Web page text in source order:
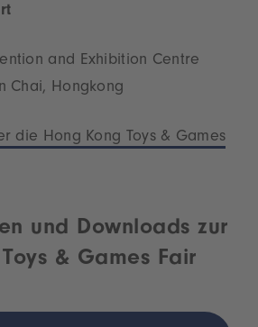
and Exhibition Centre
Chai, Hongkong
die Hong Kong Toys & Games
und Downloads zur
& Games Fair